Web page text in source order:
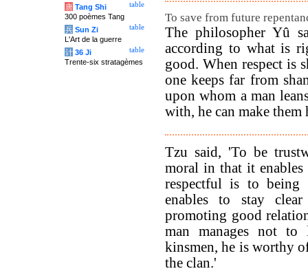
To save from future
The philosopher Yû
according to what is
good. When respect is
one keeps far from
upon whom a man
with, he can make them
Tzu said, 'To be
moral in that it enables
respectful is to
enables to stay
promoting good
man manages not
kinsmen, he is worthy
the clan.'
table
唐 Tang Shi
300 poèmes Tang
table
兵 Sun Zi
L'Art de la guerre
table
计 36 Ji
Trente-six stratagèmes